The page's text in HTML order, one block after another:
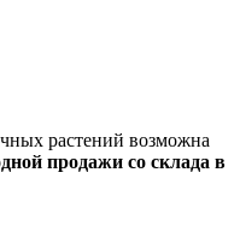
растений возможна
продажи со склада в